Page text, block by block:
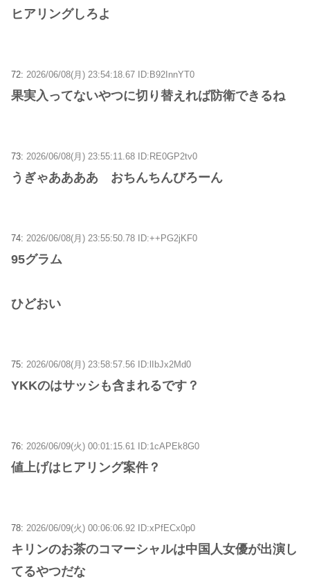
ヒアリングしろよ
72: 2026/06/08(月) 23:54:18.67 ID:B92InnYT0
果実入ってないやつに切り替えれば防衛できるね
73: 2026/06/08(月) 23:55:11.68 ID:RE0GP2tv0
うぎゃああああ おちんちんびろーん
74: 2026/06/08(月) 23:55:50.78 ID:++PG2jKF0
95グラム
ひどおい
75: 2026/06/08(月) 23:58:57.56 ID:lIbJx2Md0
YKKのはサッシも含まれるです？
76: 2026/06/09(火) 00:01:15.61 ID:1cAPEk8G0
値上げはヒアリング案件？
78: 2026/06/09(火) 00:06:06.92 ID:xPfECx0p0
キリンのお茶のコマーシャルは中国人女優が出演し
てるやつだな